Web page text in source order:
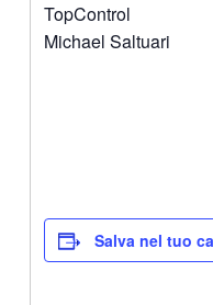
TopControl
Michael Saltuari
Salva nel tuo